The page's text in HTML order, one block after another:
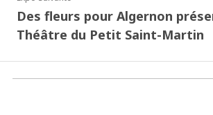
Des fleurs pour Algernon
Théâtre du Petit Saint-Martin